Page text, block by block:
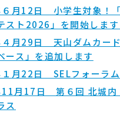
月12日 小学生対象！
スト2026」を開始します
月29日 天山ダムカー
ース」を追加します
月22日 SELフォーラム
月17日 第６回 北城内
ス